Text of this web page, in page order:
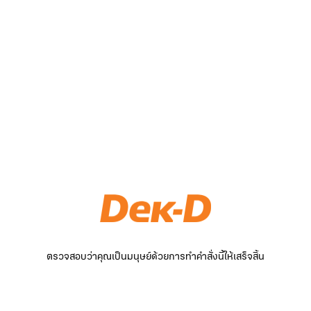
ตรวจสอบว่าคุณเป็นมนุษย์ด้วยการทำคำสั่งนี้ให้เสร็จสิ้น